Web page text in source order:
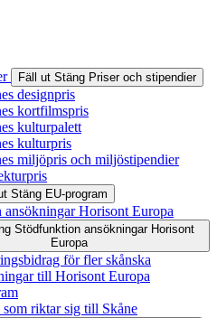
Fäll ut Stäng Priser och stipendier
designpris
kortfilmspris
kulturpalett
kulturpris
miljöpris och miljöstipendier
Stäng EU-program
ansökningar Horisont Europa
Stödfunktion ansökningar Horisont
Europa
för fler skånska
till Horisont Europa
riktar sig till Skåne